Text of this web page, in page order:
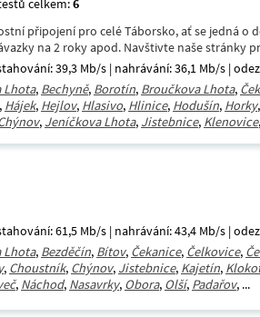
celkem:6
připojení pro celé Táborsko, ať se jedná o
na 2 roky apod. Navštivte naše stránky
39,3 Mb/s | nahrávání: 36,1 Mb/s |
Lhota, Bechyně, Borotín, Broučkova Lhota,
, Hájek, Hejlov, Hlasivo, Hlinice, Hodušín, Horky,
, Jeníčkova Lhota, Jistebnice, Klenovice,
61,5 Mb/s | nahrávání: 43,4 Mb/s |
Lhota, Bezděčín, Bítov, Čekanice, Čelkovice,
, Choustník, Chýnov, Jistebnice, Kajetín,
, Náchod, Nasavrky, Obora, Olší, Padařov, ...